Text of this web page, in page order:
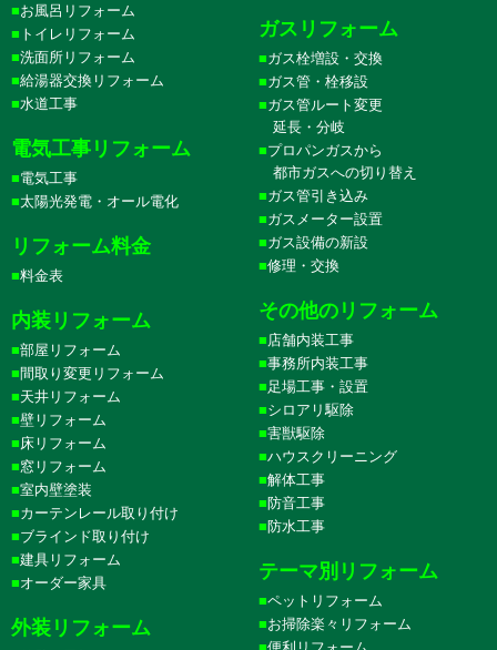
お風呂リフォーム
トイレリフォーム
洗面所リフォーム
給湯器交換リフォーム
水道工事
電気工事リフォーム
電気工事
太陽光発電・オール電化
リフォーム料金
料金表
内装リフォーム
部屋リフォーム
間取り変更リフォーム
天井リフォーム
壁リフォーム
床リフォーム
窓リフォーム
室内壁塗装
カーテンレール取り付け
ブラインド取り付け
建具リフォーム
オーダー家具
外装リフォーム
ガスリフォーム
ガス栓増設・交換
ガス管・栓移設
ガス管ルート変更
延長・分岐
プロパンガスから
都市ガスへの切り替え
ガス管引き込み
ガスメーター設置
ガス設備の新設
修理・交換
その他のリフォーム
店舗内装工事
事務所内装工事
足場工事・設置
シロアリ駆除
害獣駆除
ハウスクリーニング
解体工事
防音工事
防水工事
テーマ別リフォーム
ペットリフォーム
お掃除楽々リフォーム